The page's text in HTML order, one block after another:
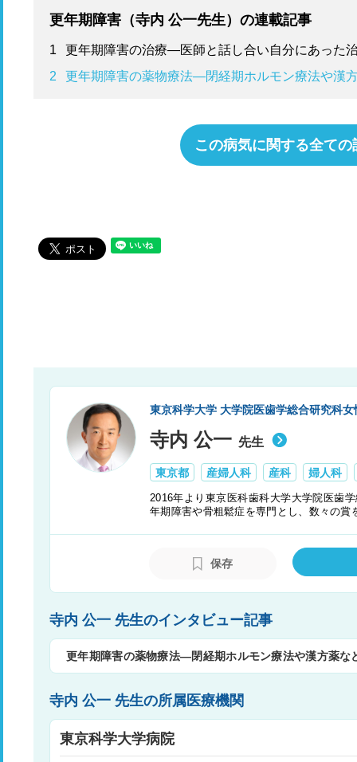
更年期障害（寺内 公一先生）の連載記事
1
更年期障害の治療―医師と話し合い自分にあった
2
更年期障害の薬物療法―閉経期ホルモン療法や漢
この病気に関する全て
東京科学大学 大学院医歯学総合研究科
寺内 公一 先生
東京都 産婦人科 産科 婦人科
2016年より東京医科歯科大学大学院医歯
年期障害や骨粗鬆症を専門とし、数々の賞
保存
寺内 公一 先生のインタビュー記事
更年期障害の薬物療法―閉経期ホルモン療法や漢方薬な
寺内 公一 先生の所属医療機関
東京科学大学病院